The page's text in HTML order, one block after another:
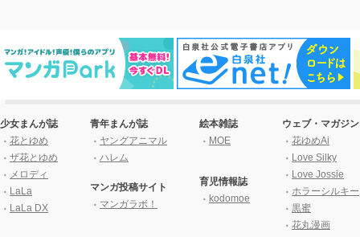
少女まんが誌
花とゆめ
ザ花とゆめ
メロディ
LaLa
LaLa DX
青年まんが誌
ヤングアニマル
ハレム
マンガ投稿サイト
マンガラボ！
絵本雑誌
MOE
育児情報誌
kodomoe
ウェブ・マガジン
花ゆめAi
Love Silky
Love Jossie
ホラーシルキー
黒蜜
花丸漫画